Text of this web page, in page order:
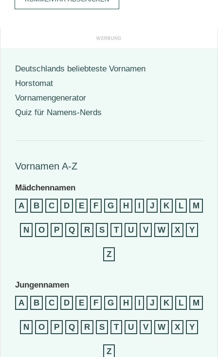
Deutschlands beliebteste Vornamen
Horstomat
Vornamengenerator
Quiz für Namens-Nerds
Vornamen A-Z
Mädchennamen
A
B C D E F G H J K L M
N O P Q R S T U V W X Y
Z
Jungennamen
A
B C D E F G H J K L M
N O P Q R S T U V W X Y
Z